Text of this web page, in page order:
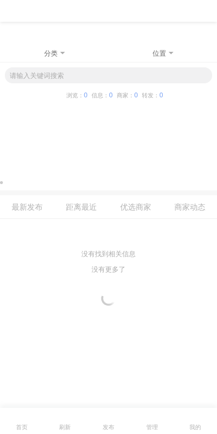
分类 位置
浏览： 0 信息： 0 商家： 0 转发： 0
最新发布 距离最近 优选商家 商家动态
没有找到相关信息
没有更多了
首页 刷新 发布 管理 我的